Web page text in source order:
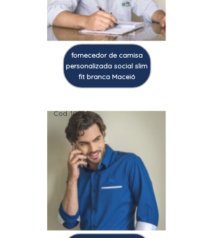
fornecedor de camisa
personalizada social slim
fit branca Maceió
Cod.:10065